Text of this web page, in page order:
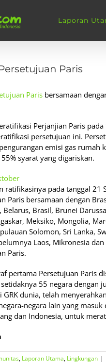
Laporan
Paris
Paris bersamaan
Perjanjian Paris
persetujuan ini.
emisi gas rumah
syarat yang digariskan.
ratifikasinya pada tanggal 21
Paris bersamaan dengan
Belarus, Brasil, Brunei
Meksiko, Mongolia,
Solomon, Sri Lanka,
Laos, Mikronesia
Paris.
pertama Persetujuan Paris
55 negara dengan
GRK dunia, telah
negara lain yang
dan Indonesia, untuk
, Laporan Utama, Lingkungan |